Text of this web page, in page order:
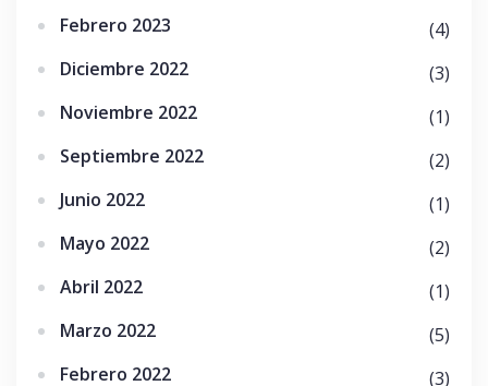
Febrero 2023
(4)
Diciembre 2022
(3)
Noviembre 2022
(1)
Septiembre 2022
(2)
Junio 2022
(1)
Mayo 2022
(2)
Abril 2022
(1)
Marzo 2022
(5)
Febrero 2022
(3)